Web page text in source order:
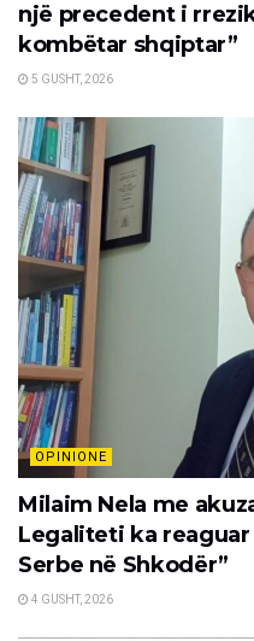
një precedent i
kombëtar shqiptar”
5 GUSHT, 2026
OPINIONE
Milaim Nela me
Legaliteti ka
Serbe në Shkodër”
4 GUSHT, 2026